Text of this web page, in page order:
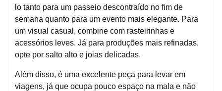
lo tanto para um passeio descontraído no fim de
semana quanto para um evento mais elegante. Para
um visual casual, combine com rasteirinhas e
acessórios leves. Já para produções mais refinadas,
opte por salto alto e joias delicadas.
Além disso, é uma excelente peça para levar em
viagens, já que ocupa pouco espaço na mala e não